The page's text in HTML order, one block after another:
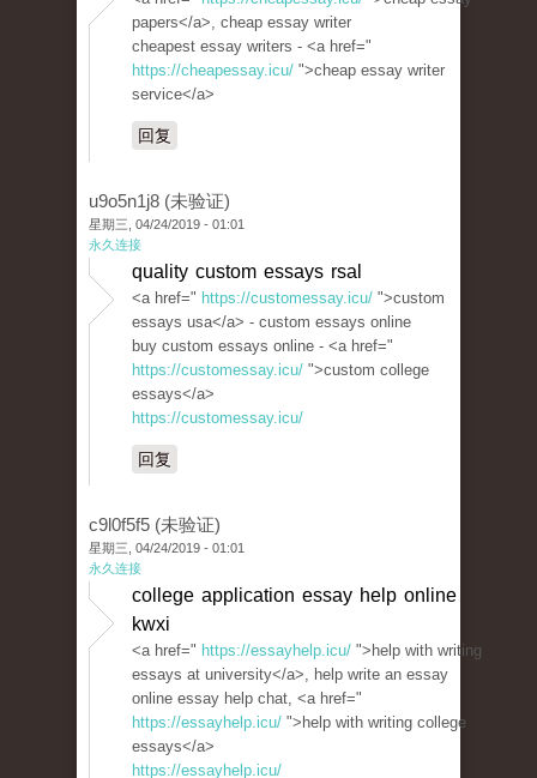
papers</a>, cheap essay writer
cheapest essay writers - <a href="
https://cheapessay.icu/ ">cheap essay writer
service</a>
回复
u9o5n1j8 (未验证)
星期三, 04/24/2019 - 01:01
永久连接
quality custom essays rsal
<a href=" https://customessay.icu/ ">custom
essays usa</a> - custom essays online
buy custom essays online - <a href="
https://customessay.icu/ ">custom college
essays</a>
https://customessay.icu/
回复
c9l0f5f5 (未验证)
星期三, 04/24/2019 - 01:01
永久连接
college application essay help online
kwxi
<a href=" https://essayhelp.icu/ ">help with writing
essays at university</a>, help write an essay
online essay help chat, <a href="
https://essayhelp.icu/ ">help with writing college
essays</a>
https://essayhelp.icu/